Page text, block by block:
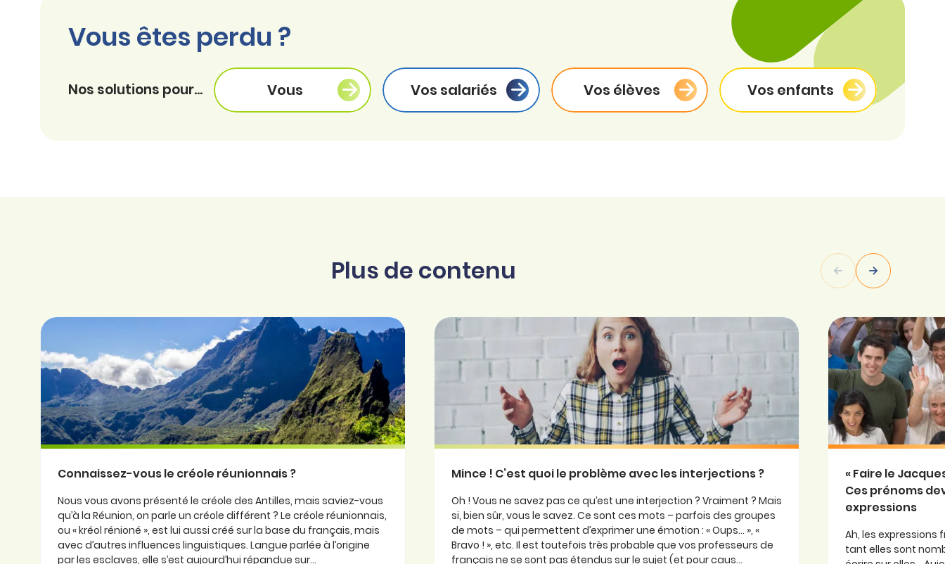
Vous êtes perdu ?
Nos solutions pour... Vous Vos salariés Vos élèves Vos enfants
Plus de contenu
Connaissez-vous le créole réunionnais ?
Nous vous avons présenté le créole des Antilles, mais saviez-vous
qu’à la Réunion, on parle un créole différent ? Le créole réunionnais,
ou « kréol rénioné », est lui aussi créé sur la base du français, mais
avec d’autres influences linguistiques. Langue parlée à l’origine
par les esclaves, elle s’est aujourd’hui répandue sur...
Mince ! C’est quoi le problème avec les interjections ?
Oh ! Vous ne savez pas ce qu’est une interjection ? Vraiment ? Mais
si, bien sûr, vous le savez. Ce sont ces mots – parfois des groupes
de mots – qui permettent d’exprimer une émotion : « Oups… », «
Bravo ! », etc. Il est toutefois très probable que vos professeurs de
français ne se sont pas étendus sur le sujet (et pour caus...
« Faire le
Ces prénoms
expressions
Ah, les expressions
tant elles sont